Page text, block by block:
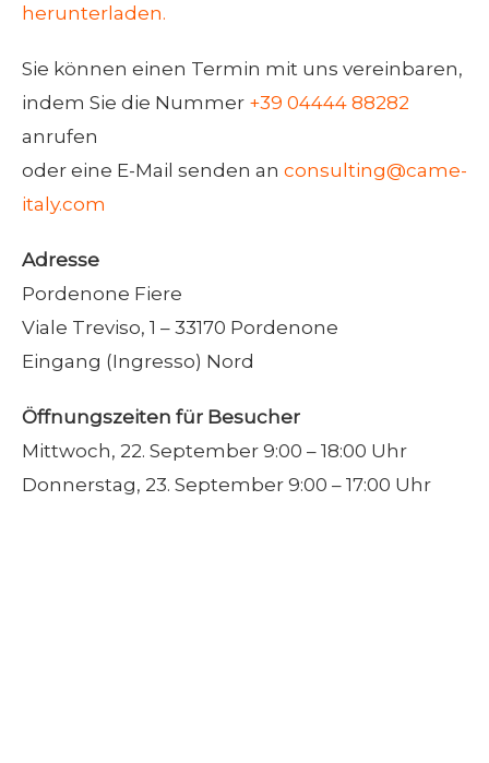
herunterladen.
Sie können einen Termin mit uns vereinbaren,
indem Sie die Nummer +39 04444 88282
anrufen
oder eine E-Mail senden an consulting@came-
italy.com
Adresse
Pordenone Fiere
Viale Treviso, 1 – 33170 Pordenone
Eingang (Ingresso) Nord
Öffnungszeiten für Besucher
Mittwoch, 22. September 9:00 – 18:00 Uhr
Donnerstag, 23. September 9:00 – 17:00 Uhr